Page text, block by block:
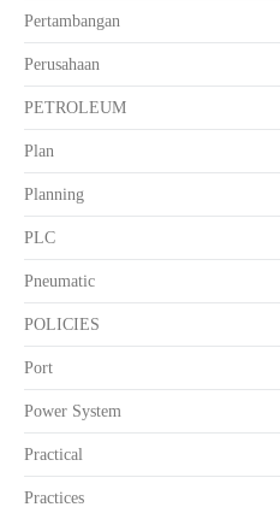
Pertambangan
Perusahaan
PETROLEUM
Plan
Planning
PLC
Pneumatic
POLICIES
Port
Power System
Practical
Practices